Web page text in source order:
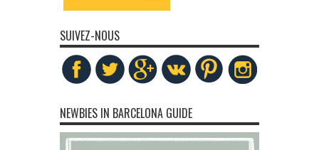
SUIVEZ-NOUS
NEWBIES IN BARCELONA GUIDE